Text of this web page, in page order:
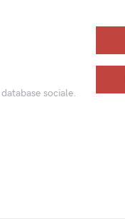
sociale.